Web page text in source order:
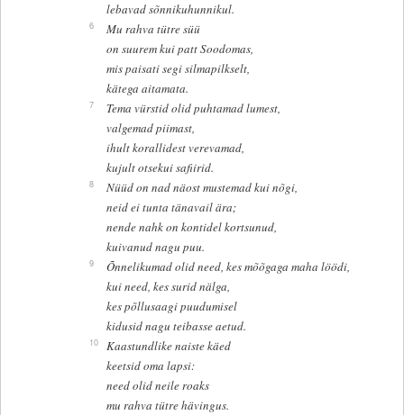
lebavad sõnnikuhunnikul.
6
Mu rahva tütre süü
on suurem kui patt Soodomas,
mis paisati segi silmapilkselt,
kätega aitamata.
7
Tema vürstid olid puhtamad lumest,
valgemad piimast,
ihult korallidest verevamad,
kujult otsekui safiirid.
8
Nüüd on nad näost mustemad kui nõgi,
neid ei tunta tänavail ära;
nende nahk on kontidel kortsunud,
kuivanud nagu puu.
9
Õnnelikumad olid need, kes mõõgaga maha löödi,
kui need, kes surid nälga,
kes põllusaagi puudumisel
kidusid nagu teibasse aetud.
10
Kaastundlike naiste käed
keetsid oma lapsi:
need olid neile roaks
mu rahva tütre hävingus.